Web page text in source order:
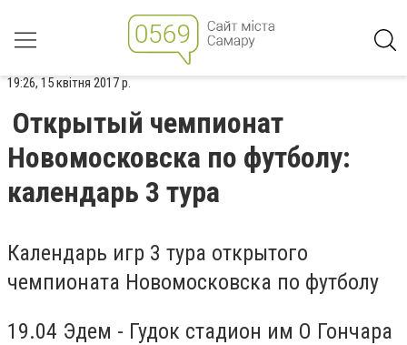
19:26, 15 квітня 2017 р.
Открытый чемпионат
Новомосковска по футболу:
календарь 3 тура
Календарь игр 3 тура открытого
чемпионата Новомосковска по футболу
19.04 Эдем - Гудок стадион им О Гончара